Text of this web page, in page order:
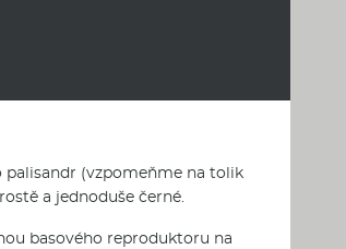
palisandr (vzpomeňme na tolik
a jednoduše černé.
basového reproduktoru na